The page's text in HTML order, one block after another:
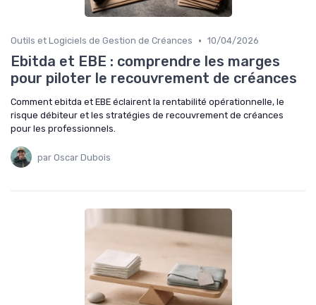
Outils et Logiciels de Gestion de Créances • 10/04/2026
Ebitda et EBE : comprendre les marges
pour piloter le recouvrement de créances
Comment ebitda et EBE éclairent la rentabilité opérationnelle, le
risque débiteur et les stratégies de recouvrement de créances
pour les professionnels.
par Oscar Dubois